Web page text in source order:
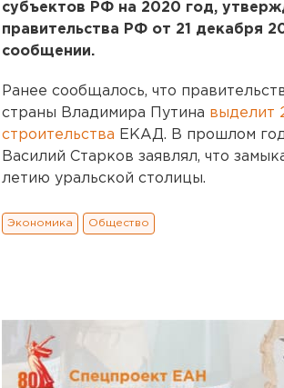
субъектов РФ на 2020 год,
правительства РФ от 21 декабря
сообщении.
Ранее сообщалось, что
страны Владимира Путина выделит
строительства ЕКАД. В прошлом
Василий Старков заявлял, что
летию уральской столицы.
Экономика Общество